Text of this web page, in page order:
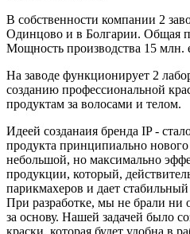
В собственности компании 2
Одинцово и в Болгарии. Общая
Мощность производства 15 млн.
На заводе функционирует 2
созданию профессиональной
продуктам за волосами и телом.
Идеей созданaия бренда IP -
продукта принципиально нового
небольшой, но максимально
продукции, который,
парикмахеров и дает
При разработке, мы не брали
за основу. Нашей задачей было
краски, которая будет удобна в